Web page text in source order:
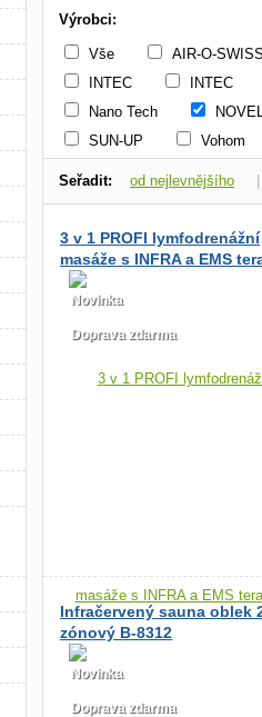
Výrobci:
Vše
AIR-O-
INTEC
INTEC
Nano Tech
SUN-UP
Vohom
Seřadit: od nejlevnějšího
3 v 1 PROFI lymfodrenážní
masáže s INFRA a EMS
B-8310N
Novinka
Doprava zdarma
Infračervený sauna oblek
zónový B-8312
Novinka
Doprava zdarma